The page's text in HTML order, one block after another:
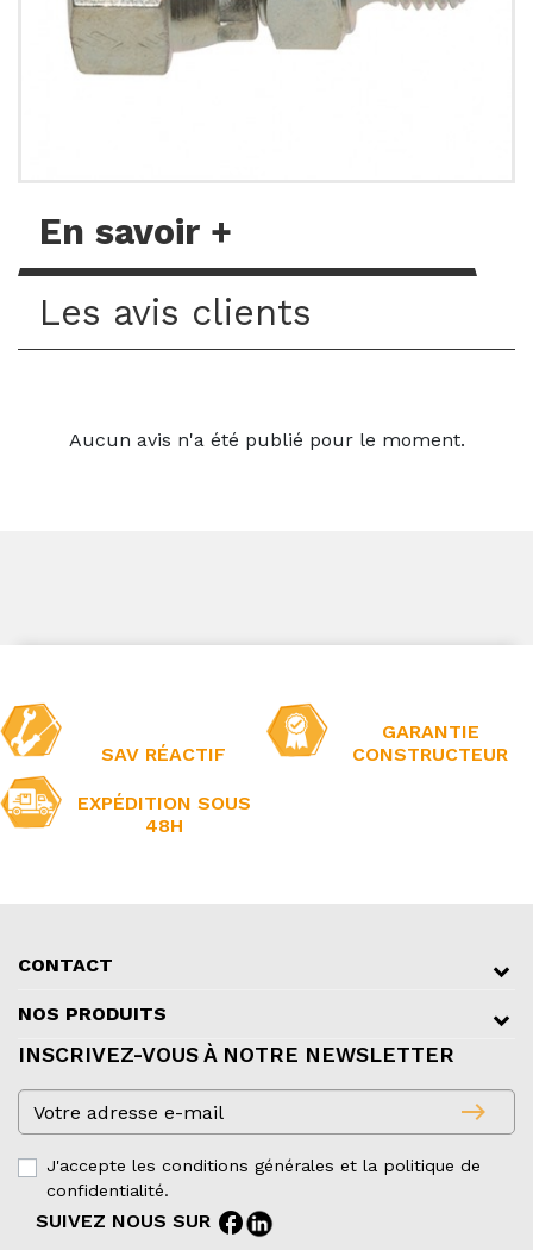
En savoir +
Les avis clients
Aucun avis n'a été publié pour le moment.
SAV RÉACTIF
GARANTIE
CONSTRUCTEUR
EXPÉDITION SOUS
48H
CONTACT
NOS PRODUITS
INSCRIVEZ-VOUS À NOTRE NEWSLETTER
east
J'accepte les conditions générales et la politique de
confidentialité.
SUIVEZ NOUS SUR facebook